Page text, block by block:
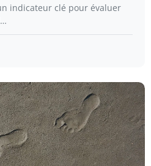
indicateur clé pour évaluer